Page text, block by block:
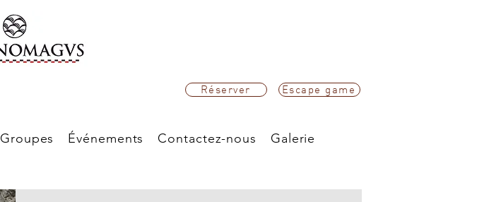
Réserver Escape game
Groupes Événements Contactez-nous Galerie